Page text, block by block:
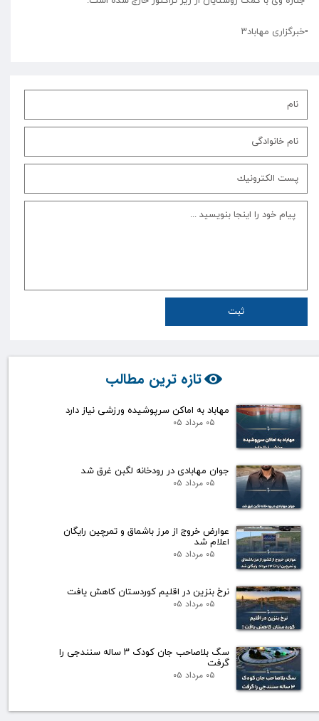
‌▫️⁩خبرگزاری مهاباد۳
تازه ترین مطالب
مهاباد به اماکن سرپوشیده ورزشی نیاز دارد
۰۵ مرداد ۰۵
جوان مهابادی در رودخانه لگبن غرق شد
۰۵ مرداد ۰۵
عوارض خروج از مرز باشماق و تمرچین رایگان
اعلام شد
۰۵ مرداد ۰۵
نرخ بنزین در اقلیم کوردستان کاهش یافت
۰۵ مرداد ۰۵
سگ بلاصاحب جان کودک ۳ ساله سنندجی را
گرفت
۰۵ مرداد ۰۵
ثبت